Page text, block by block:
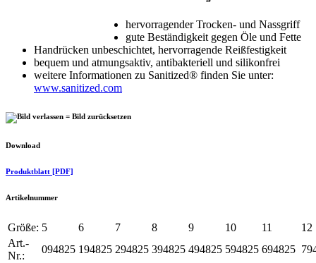
hervorragender Trocken- und Nassgriff
gute Beständigkeit gegen Öle und Fette
Handrücken unbeschichtet, hervorragende Reißfestigkeit
bequem und atmungsaktiv, antibakteriell und silikonfrei
weitere Informationen zu Sanitized® finden Sie unter:
www.sanitized.com
Download
Produktblatt [PDF]
Artikelnummer
Größe: 5 6 7 8 9 10 11
12
Art.-
Nr.:
094825 194825 294825 394825 494825 594825 694825